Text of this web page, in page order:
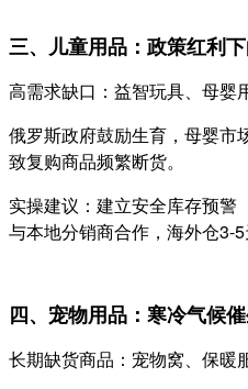
三、儿童用品：政策红利
高需求缺口：益智玩具、母婴
俄罗斯政府鼓励生育，母婴市
致复购商品频繁断货。
实操建议：建立安全库存预警
与本地分销商合作，海外仓3-5
四、宠物用品：寒冷气候
长期缺货商品：宠物窝、保暖